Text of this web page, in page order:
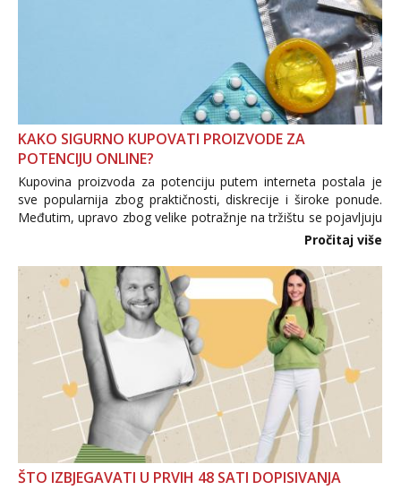
KAKO SIGURNO KUPOVATI PROIZVODE ZA
POTENCIJU ONLINE?
Kupovina proizvoda za potenciju putem interneta postala je
sve popularnija zbog praktičnosti, diskrecije i široke ponude.
Međutim, upravo zbog velike potražnje na tržištu se pojavljuju
i brojni krivotvoreni proizvodi, nepouzdane internetske
Pročitaj više
ŠTO IZBJEGAVATI U PRVIH 48 SATI DOPISIVANJA